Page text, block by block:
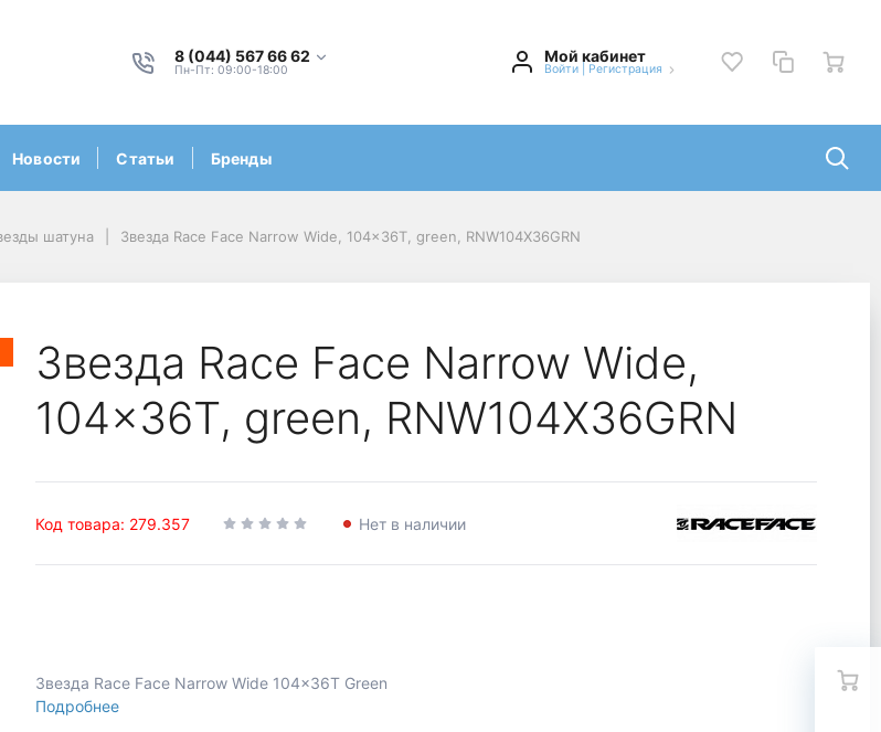
8 (044) 567 66 62
Пн-Пт: 09:00-18:00
Мой кабинет
Войти Регистрация
Новости Статьи Бренды
шатуна Звезда Race Face Narrow Wide, 104x36T, green, RNW104X36GRN
Звезда Race Face Narrow Wide,
104x36T, green, RNW104X36GRN
Код товара: 279.357 Нет в наличии
Звезда Race Face Narrow Wide 104x36T Green
Подробнее